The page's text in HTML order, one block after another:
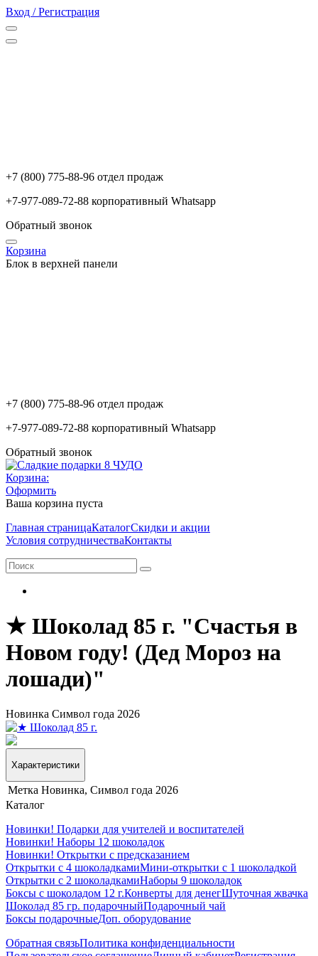
Вход / Регистрация
+7 (800) 775-88-96 отдел продаж
+7-977-089-72-88 корпоративный Whatsapp
Обратный звонок
Корзина
Блок в верхней панели
+7 (800) 775-88-96 отдел продаж
+7-977-089-72-88 корпоративный Whatsapp
Обратный звонок
Корзина:
Оформить
Ваша корзина пуста
Главная страницаКаталогСкидки и акции
Условия сотрудничестваКонтакты
★︎ Шоколад 85 г. "Счастья в
Новом году! (Дед Мороз на
лошади)"
Новинка Символ года 2026
Характеристики
Метка Новинка, Символ года 2026
Каталог
Новинки! Подарки для учителей и воспитателей
Новинки! Наборы 12 шоколадок
Новинки! Открытки с предсказанием
Открытки с 4 шоколадкамиМини-открытки с 1 шоколадкой
Открытки с 2 шоколадкамиНаборы 9 шоколадок
Боксы с шоколадом 12 г.Конверты для денегШуточная жвачка
Шоколад 85 гр. подарочныйПодарочный чай
Боксы подарочныеДоп. оборудование
Обратная связьПолитика конфиденциальности